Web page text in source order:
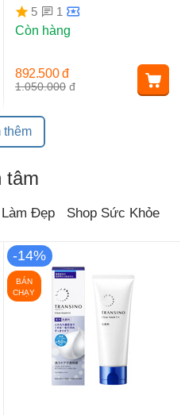
5
1
Còn hàng
1.050.000 đ
892.500 đ
thêm
tâm
Đẹp Shop Sức Khỏe
-14%
BÁN
CHẠY